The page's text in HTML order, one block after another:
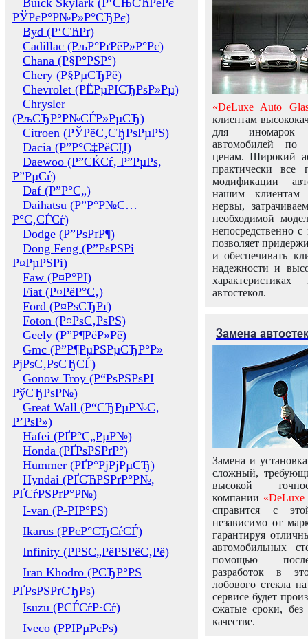
Buick Skylark (Р‘СЊСЋРёРє
РЎРєР°Р№Р»Р°СЂРє)
Byd (Р‘СЋРґ)
Cadillac (РљР°РґРёР»Р°Рє)
Chana (Р§Р°РЅР°)
Chery (Р§РµСЂРё)
Chevrolet (РЁРµРІСЂРѕР»Рµ)
Chrysler
(РљСЂР°Р№СЃР»РµСЂ)
Citroen (РЎРёС‚СЂРѕРµРЅ)
Dacia (Р”Р°С‡РёСЏ)
Daewoo (Р”СЌСѓ, Р”РµРѕ,
Р”РµСѓ)
Daf (Р”Р°С„)
Daihatsu (Р”Р°Р№С…
Р°С‚СЃСѓ)
Dodge (Р”РѕРґР¶)
Dong Feng (Р”РѕРЅРі
Р¤РµРЅРі)
Faw (Р¤Р°РІ)
Fiat (Р¤РёР°С‚)
Ford (Р¤РѕСЂРґ)
Foton (Р¤РѕС‚РѕРЅ)
Geely (Р”Р¶РёР»Рё)
Gmc (Р”Р¶РµРЅРµСЂР°Р»
РјРѕС‚РѕСЂСЃ)
Gonow Troy (Р“РѕРЅРѕРІ
РўСЂРѕР№)
Great Wall (Р“СЂРµР№С‚
Р’РѕР»)
Hafei (РҐР°С„РµР№)
Honda (РҐРѕРЅРґР°)
Hummer (РҐР°РјРјРµСЂ)
Hyndai (РҐСЋРЅРґР°Р№,
РҐСѓРЅРґР°Р№)
I-van (Р-РІР°РЅ)
Ikarus (РРєР°СЂСѓСЃ)
Infinity (РРЅС„РёРЅРёС‚Рё)
Iran Khodro (РСЂР°РЅ
РҐРѕРЅРґСЂРѕ)
Isuzu (РСЃСѓР·Сѓ)
Iveco (РРІРµРєРѕ)
«DeLuxe Auto
клиентам
для иномарок
автомобилей
ценам. Широкий
практически все
модификации
нашим клиентам
нервы,
необходимой
непосредственно
позволяет
и обеспечивать
надежности и
автостекол.
Замена
Замена и
сложный,
высокой
компании «DeLuxe
справится с
независимо от
гарантируя
автомобильных
помощью
разработок в
лобового стекла
сервисе будет
сжатые сроки,
качестве.